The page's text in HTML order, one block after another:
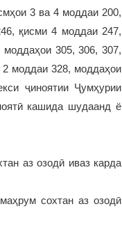
3 ва 4 моддаи 200,
қисми 4 моддаи 247,
305, 306, 307,
2 моддаи 328, моддаҳои
ҷиноятии Ҷумҳурии
кашида шудаанд ё
аз озодӣ иваз карда
сохтан аз озодӣ